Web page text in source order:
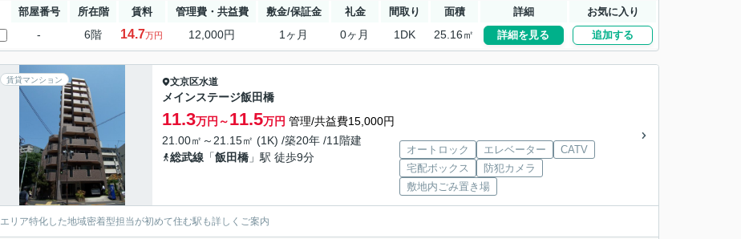
部屋番号 所在階 賃料 管理費・共益費 敷金/保証金 礼金 間取り 面積 詳細 お気に入り
- 6階 14.7万円 12,000円 1ヶ月 0ヶ月 1DK 25.16㎡ 詳細を見る 追加する
賃貸マンション 文京区水道
メインステージ飯田橋
11.3万円～11.5万円 管理/共益費15,000円
21.00㎡～21.15㎡ (1K) /築20年 /11階建
総武線 「飯田橋 」駅 徒歩9分
オートロック エレベーター
CATV
宅配ボックス
防犯カメラ
敷地内ごみ置き場
エリア特化した地域密着型担当が初めて住む駅も詳しくご案内